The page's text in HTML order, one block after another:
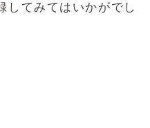
してみてはいかがでし